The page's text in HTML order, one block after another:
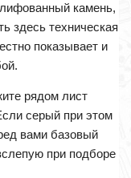
камень,
здесь техническая
показывает и
рядом лист
серый при этом
вами базовый
при подборе